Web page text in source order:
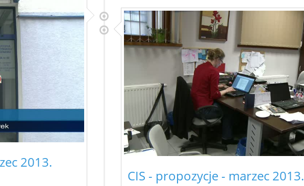
2013.
CIS - propozycje - marzec 2013.